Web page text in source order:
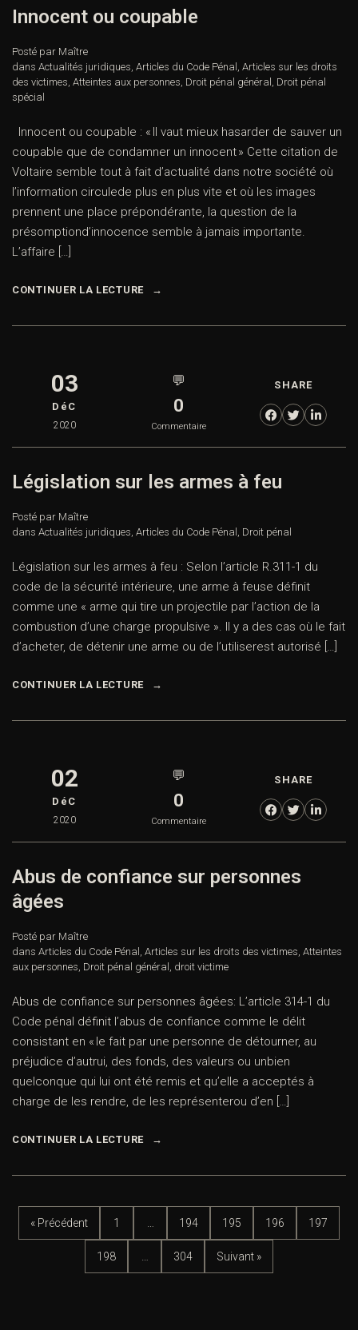
Innocent ou coupable
Posté par Maître
dans Actualités juridiques, Articles du Code Pénal , Articles sur les droits
des victimes, Atteintes aux personnes, Droit pénal général , Droit pénal
spécial
Innocent ou coupable : « Il vaut mieux hasarder de sauver un
coupable que de condamner un innocent » Cette citation de
Voltaire semble tout à fait d’actualité dans notre société où
l’information circulede plus en plus vite et où les images
prennent une place prépondérante, la question de la
présomptiond’innocence semble à jamais importante.
L’affaire […]
CONTINUER LA LECTURE
03
DéC
2020
💬
0
Commentaire
SHARE
Législation sur les armes à feu
Posté par Maître
dans Actualités juridiques, Articles du Code Pénal , Droit pénal
Législation sur les armes à feu : Selon l’article R.311-1 du
code de la sécurité intérieure, une arme à feuse définit
comme une « arme qui tire un projectile par l’action de la
combustion d’une charge propulsive ». Il y a des cas où le fait
d’acheter, de détenir une arme ou de l’utiliserest autorisé […]
CONTINUER LA LECTURE
02
DéC
2020
💬
0
Commentaire
SHARE
Abus de confiance sur personnes
âgées
Posté par Maître
dans Articles du Code Pénal , Articles sur les droits des victimes, Atteintes
aux personnes, Droit pénal général , droit victime
Abus de confiance sur personnes âgées: L’article 314-1 du
Code pénal définit l’abus de confiance comme le délit
consistant en « le fait par une personne de détourner, au
préjudice d’autrui, des fonds, des valeurs ou unbien
quelconque qui lui ont été remis et qu’elle a acceptés à
charge de les rendre, de les représenterou d’en […]
CONTINUER LA LECTURE
« Précédent 1 194 195 196 197
198 304 Suivant »